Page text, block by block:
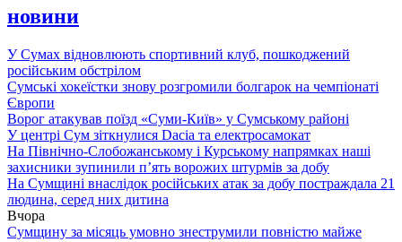
новини
У Сумах відновлюють спортивний клуб, пошкоджений
російським обстрілом
Сумські хокеїстки знову розгромили болгарок на чемпіонаті
Європи
Ворог атакував поїзд «Суми-Київ» у Сумському районі
У центрі Сум зіткнулися Dacia та електросамокат
На Північно-Слобожанському і Курському напрямках наші
захисники зупинили п’ять ворожих штурмів за добу
На Сумщині внаслідок російських атак за добу постраждала 21
людина, серед них дитина
Вчора
Сумщину за місяць умовно знеструмили повністю майже